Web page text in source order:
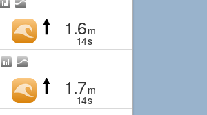
1.6m
14s
1.7m
14s